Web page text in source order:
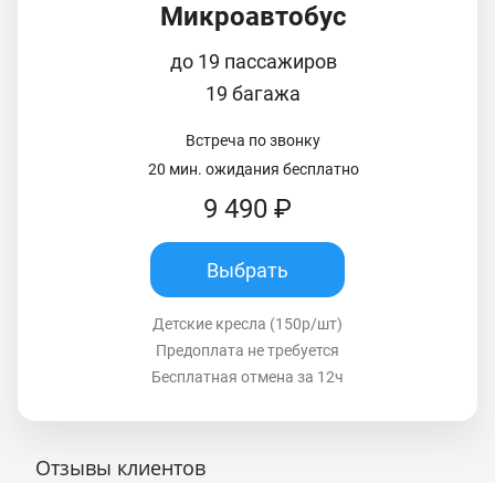
Микроавтобус
до 19 пассажиров
19 багажа
Встреча по звонку
20 мин. ожидания бесплатно
9 490 ₽
Выбрать
Детские кресла (150р/шт)
Предоплата не требуется
Бесплатная отмена за 12ч
Отзывы клиентов